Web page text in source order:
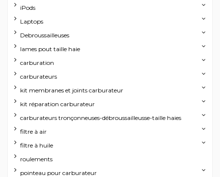
iPods
Laptops
Debroussailleuses
lames pout taille haie
carburation
carburateurs
kit membranes et joints carburateur
kit réparation carburateur
carburateurs tronçonneuses-débroussailleusse-taille haies
filtre à air
filtre à huile
roulements
pointeau pour carburateur